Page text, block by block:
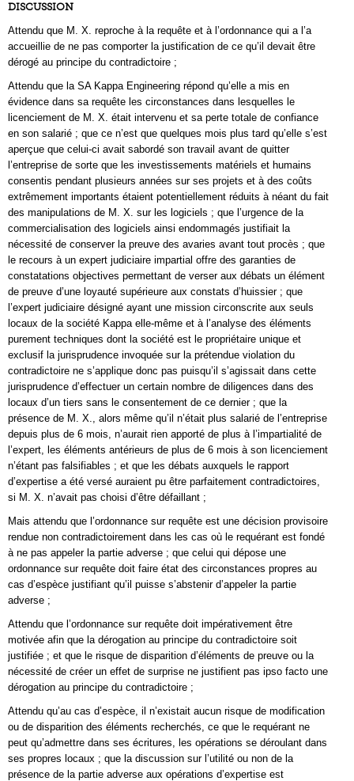
DISCUSSION
Attendu que M. X. reproche à la requête et à l’ordonnance qui a l’a
accueillie de ne pas comporter la justification de ce qu’il devait être
dérogé au principe du contradictoire ;
Attendu que la SA Kappa Engineering répond qu’elle a mis en
évidence dans sa requête les circonstances dans lesquelles le
licenciement de M. X. était intervenu et sa perte totale de confiance
en son salarié ; que ce n’est que quelques mois plus tard qu’elle s’est
aperçue que celui-ci avait sabordé son travail avant de quitter
l’entreprise de sorte que les investissements matériels et humains
consentis pendant plusieurs années sur ses projets et à des coûts
extrêmement importants étaient potentiellement réduits à néant du fait
des manipulations de M. X. sur les logiciels ; que l’urgence de la
commercialisation des logiciels ainsi endommagés justifiait la
nécessité de conserver la preuve des avaries avant tout procès ; que
le recours à un expert judiciaire impartial offre des garanties de
constatations objectives permettant de verser aux débats un élément
de preuve d’une loyauté supérieure aux constats d’huissier ; que
l’expert judiciaire désigné ayant une mission circonscrite aux seuls
locaux de la société Kappa elle-même et à l’analyse des éléments
purement techniques dont la société est le propriétaire unique et
exclusif la jurisprudence invoquée sur la prétendue violation du
contradictoire ne s’applique donc pas puisqu’il s’agissait dans cette
jurisprudence d’effectuer un certain nombre de diligences dans des
locaux d’un tiers sans le consentement de ce dernier ; que la
présence de M. X., alors même qu’il n’était plus salarié de l’entreprise
depuis plus de 6 mois, n’aurait rien apporté de plus à l’impartialité de
l’expert, les éléments antérieurs de plus de 6 mois à son licenciement
n’étant pas falsifiables ; et que les débats auxquels le rapport
d’expertise a été versé auraient pu être parfaitement contradictoires,
si M. X. n’avait pas choisi d’être défaillant ;
Mais attendu que l’ordonnance sur requête est une décision provisoire
rendue non contradictoirement dans les cas où le requérant est fondé
à ne pas appeler la partie adverse ; que celui qui dépose une
ordonnance sur requête doit faire état des circonstances propres au
cas d’espèce justifiant qu’il puisse s’abstenir d’appeler la partie
adverse ;
Attendu que l’ordonnance sur requête doit impérativement être
motivée afin que la dérogation au principe du contradictoire soit
justifiée ; et que le risque de disparition d’éléments de preuve ou la
nécessité de créer un effet de surprise ne justifient pas ipso facto une
dérogation au principe du contradictoire ;
Attendu qu’au cas d’espèce, il n’existait aucun risque de modification
ou de disparition des éléments recherchés, ce que le requérant ne
peut qu’admettre dans ses écritures, les opérations se déroulant dans
ses propres locaux ; que la discussion sur l’utilité ou non de la
présence de la partie adverse aux opérations d’expertise est